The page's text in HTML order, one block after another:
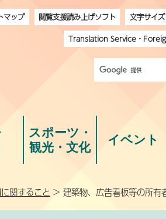
マップ 閲覧支援読み上げソフト
文字サイ
Translation Service・
スポーツ・
観光・文化
イベント
関すること > 建築物、広告看板等の所有